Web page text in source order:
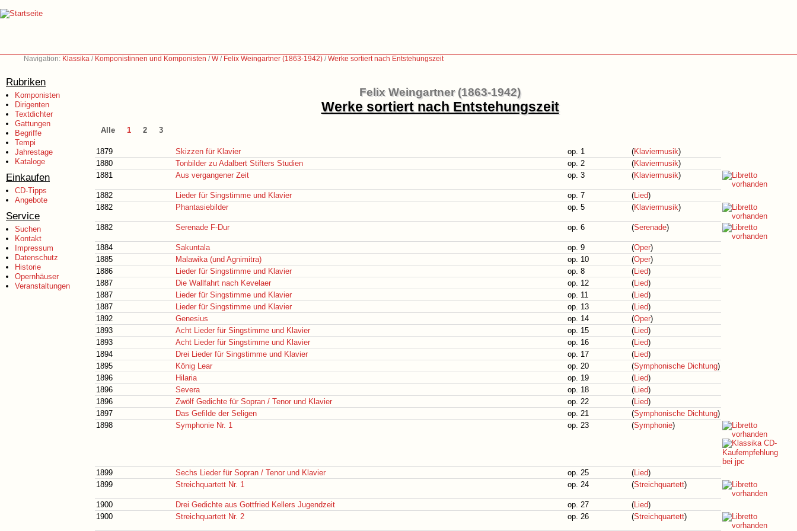
Navigation: Klassika / Komponistinnen und Komponisten /W/ Felix Weingartner (1863-1942) /Werke sortiert nach Entstehungszeit
Rubriken
Komponisten
Dirigenten
Textdichter
Gattungen
Begriffe
Tempi
Jahrestage
Kataloge
Einkaufen
CD-Tipps
Angebote
Service
Suchen
Kontakt
Impressum
Datenschutz
Historie
Opernhäuser
Veranstaltungen
Felix Weingartner (1863-1942)
Werke sortiert nach Entstehungszeit
Alle 1 2 3
1879 Skizzen für Klavier op. 1 (Klaviermusik)
1880
Tonbilder zu Adalbert Stifters Studien op. 2 (Klaviermusik)
1881
Aus vergangener Zeit op. 3 (Klaviermusik)
1882 Lieder für Singstimme und Klavier op. 7 (Lied)
1882
Phantasiebilder op. 5 (Klaviermusik)
1882 Serenade F-Dur op. 6 (Serenade)
1884 Sakuntala op. 9 (Oper)
1885
Malawika (und Agnimitra) op. 10 (Oper)
1886
Lieder für Singstimme und Klavier op. 8 (Lied)
1887
Die Wallfahrt nach Kevelaer op. 12 (Lied)
1887
Lieder für Singstimme und Klavier op. 11 (Lied)
1887
Lieder für Singstimme und Klavier op. 13 (Lied)
1892
Genesius op. 14 (Oper)
1893
Acht Lieder für Singstimme und Klavier op. 15 (Lied)
1893
Acht Lieder für Singstimme und Klavier op. 16 (Lied)
1894
Drei Lieder für Singstimme und Klavier op. 17 (Lied)
1895
König Lear op. 20 (Symphonische Dichtung)
1896
Hilaria op. 19 (Lied)
1896
Severa op. 18 (Lied)
1896
Zwölf Gedichte für Sopran / Tenor und Klavier op. 22 (Lied)
1897
Das Gefilde der Seligen op. 21 (Symphonische Dichtung)
1898
Symphonie Nr. 1 op. 23 (Symphonie)
1899 Sechs Lieder für Sopran / Tenor und Klavier op. 25 (Lied)
1899
Streichquartett Nr. 1 op. 24 (Streichquartett)
1900 Drei Gedichte aus Gottfried Kellers Jugendzeit op. 27 (Lied)
1900
Streichquartett Nr. 2 op. 26 (Streichquartett)